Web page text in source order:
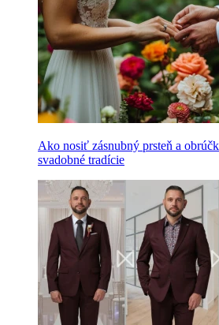
Ako nosiť zásnubný prsteň a
svadobné tradície